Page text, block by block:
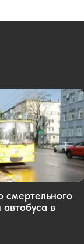
смертельного
в